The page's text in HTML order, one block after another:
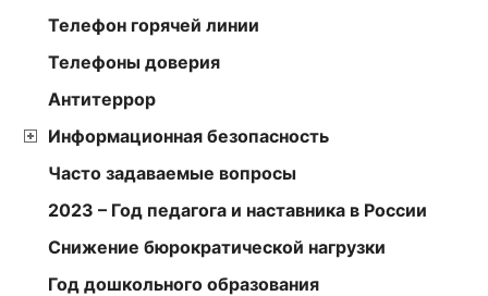
Телефон горячей линии
Телефоны доверия
Антитеррор
Информационная безопасность
Часто задаваемые вопросы
2023 – Год педагога и наставника в России
Снижение бюрократической нагрузки
Год дошкольного образования